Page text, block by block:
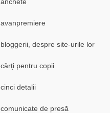
avanpremiere
bloggerii, despre site-urile lor
cărţi pentru copii
cinci detalii
comunicate de presă